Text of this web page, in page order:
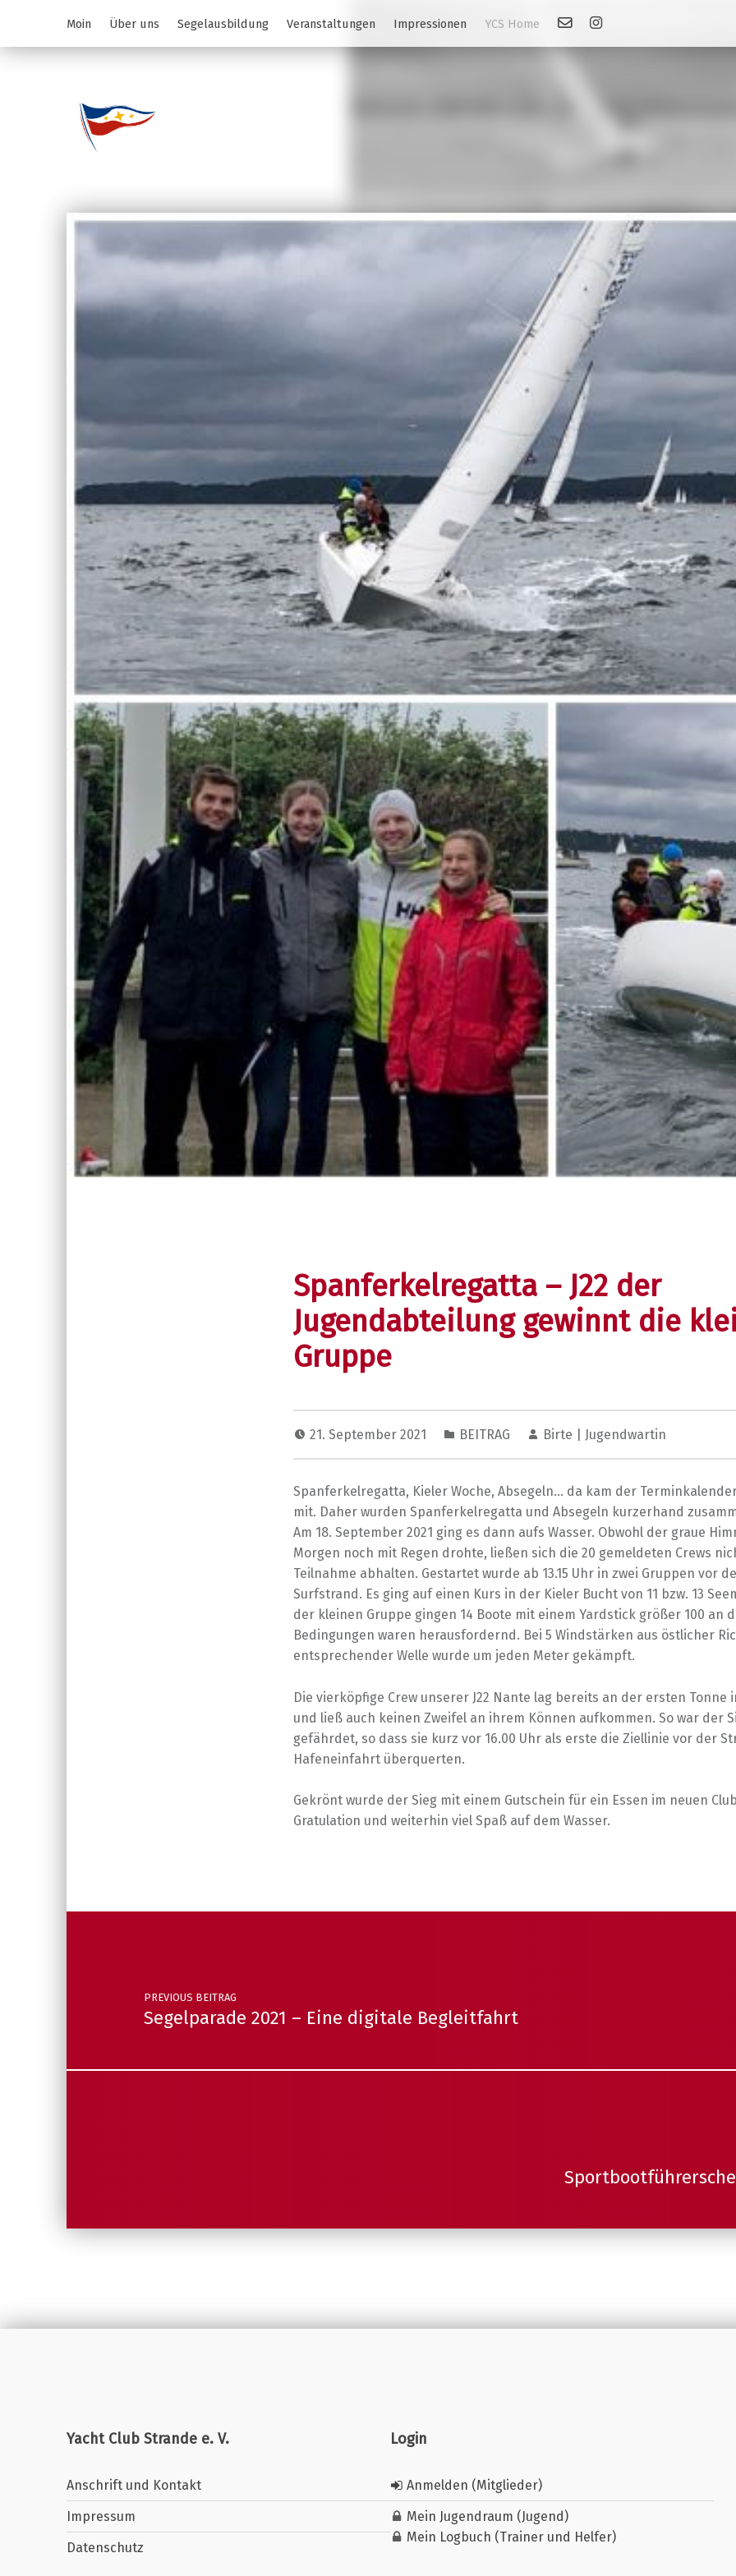
Moin Über uns Segelausbildung Veranstaltungen Impressionen YCS Home KontaktLink: Instagram
Spanferkelregatta – J22 der
Jugendabteilung gewinnt die
Gruppe
21. September 2021 BEITRAG Birte | Jugendwartin
Spanferkelregatta, Kieler Woche, Absegeln… da kam der
mit. Daher wurden Spanferkelregatta und Absegeln kurzerhand
Am 18. September 2021 ging es dann aufs Wasser. Obwohl der graue
Morgen noch mit Regen drohte, ließen sich die 20 gemeldeten Crews
Teilnahme abhalten. Gestartet wurde ab 13.15 Uhr in zwei Gruppen vor
Surfstrand. Es ging auf einen Kurs in der Kieler Bucht von 11 bzw. 13
der kleinen Gruppe gingen 14 Boote mit einem Yardstick größer 100 an
Bedingungen waren herausfordernd. Bei 5 Windstärken aus östlicher
entsprechender Welle wurde um jeden Meter gekämpft.
Die vierköpfige Crew unserer J22 Nante lag bereits an der ersten Tonne
und ließ auch keinen Zweifel an ihrem Können aufkommen. So war der
gefährdet, so dass sie kurz vor 16.00 Uhr als erste die Ziellinie vor der
Hafeneinfahrt überquerten.
Gekrönt wurde der Sieg mit einem Gutschein für ein Essen im neuen
Gratulation und weiterhin viel Spaß auf dem Wasser.
Post navigation
PREVIOUS BEITRAG
Segelparade 2021 – Eine digitale Begleitfahrt
Yacht Club Strande e. V.
Anschrift und Kontakt
Impressum
Datenschutz
Login
Anmelden (Mitglieder)
Mein Jugendraum (Jugend)
Mein Logbuch (Trainer und Helfer)